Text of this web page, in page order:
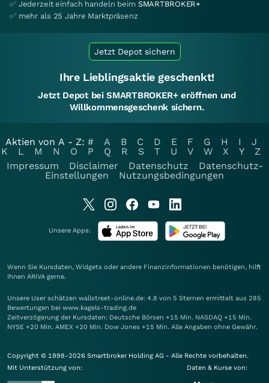
✅ Jederzeit einfach handeln beim SMARTBROKER+
✅ mehr als 25 Jahre Marktpräsenz
Jetzt Depot sichern
Ihre Lieblingsaktie geschenkt!
Jetzt Depot bei SMARTBROKER+ eröffnen und
Willkommensgeschenk sichern.
Aktien von A - Z: # A B C D E F G H I
J
K
L M N O P Q R S T U V W X Y
Z
Impressum
Disclaimer Datenschutz
Datenschutz-
Einstellungen
Nutzungsbedingungen
Unsere Apps:
Wenn Sie Kursdaten, Widgets oder andere Finanzinformationen benötigen, hilft
Ihnen ARIVA gerne.
Unsere User schätzen wallstreet-online.de: 4.8 von 5 Sternen ermittelt aus 285
Bewertungen bei www.kagels-trading.de
Zeitverzögerung der Kursdaten: Deutsche Börsen +15 Min. NASDAQ +15 Min.
NYSE +20 Min. AMEX +20 Min. Dow Jones +15 Min. Alle Angaben ohne Gewähr.
Copyright © 1998-2026 Smartbroker Holding AG - Alle Rechte vorbehalten.
Mit Unterstützung von:
Daten & Kurse von: